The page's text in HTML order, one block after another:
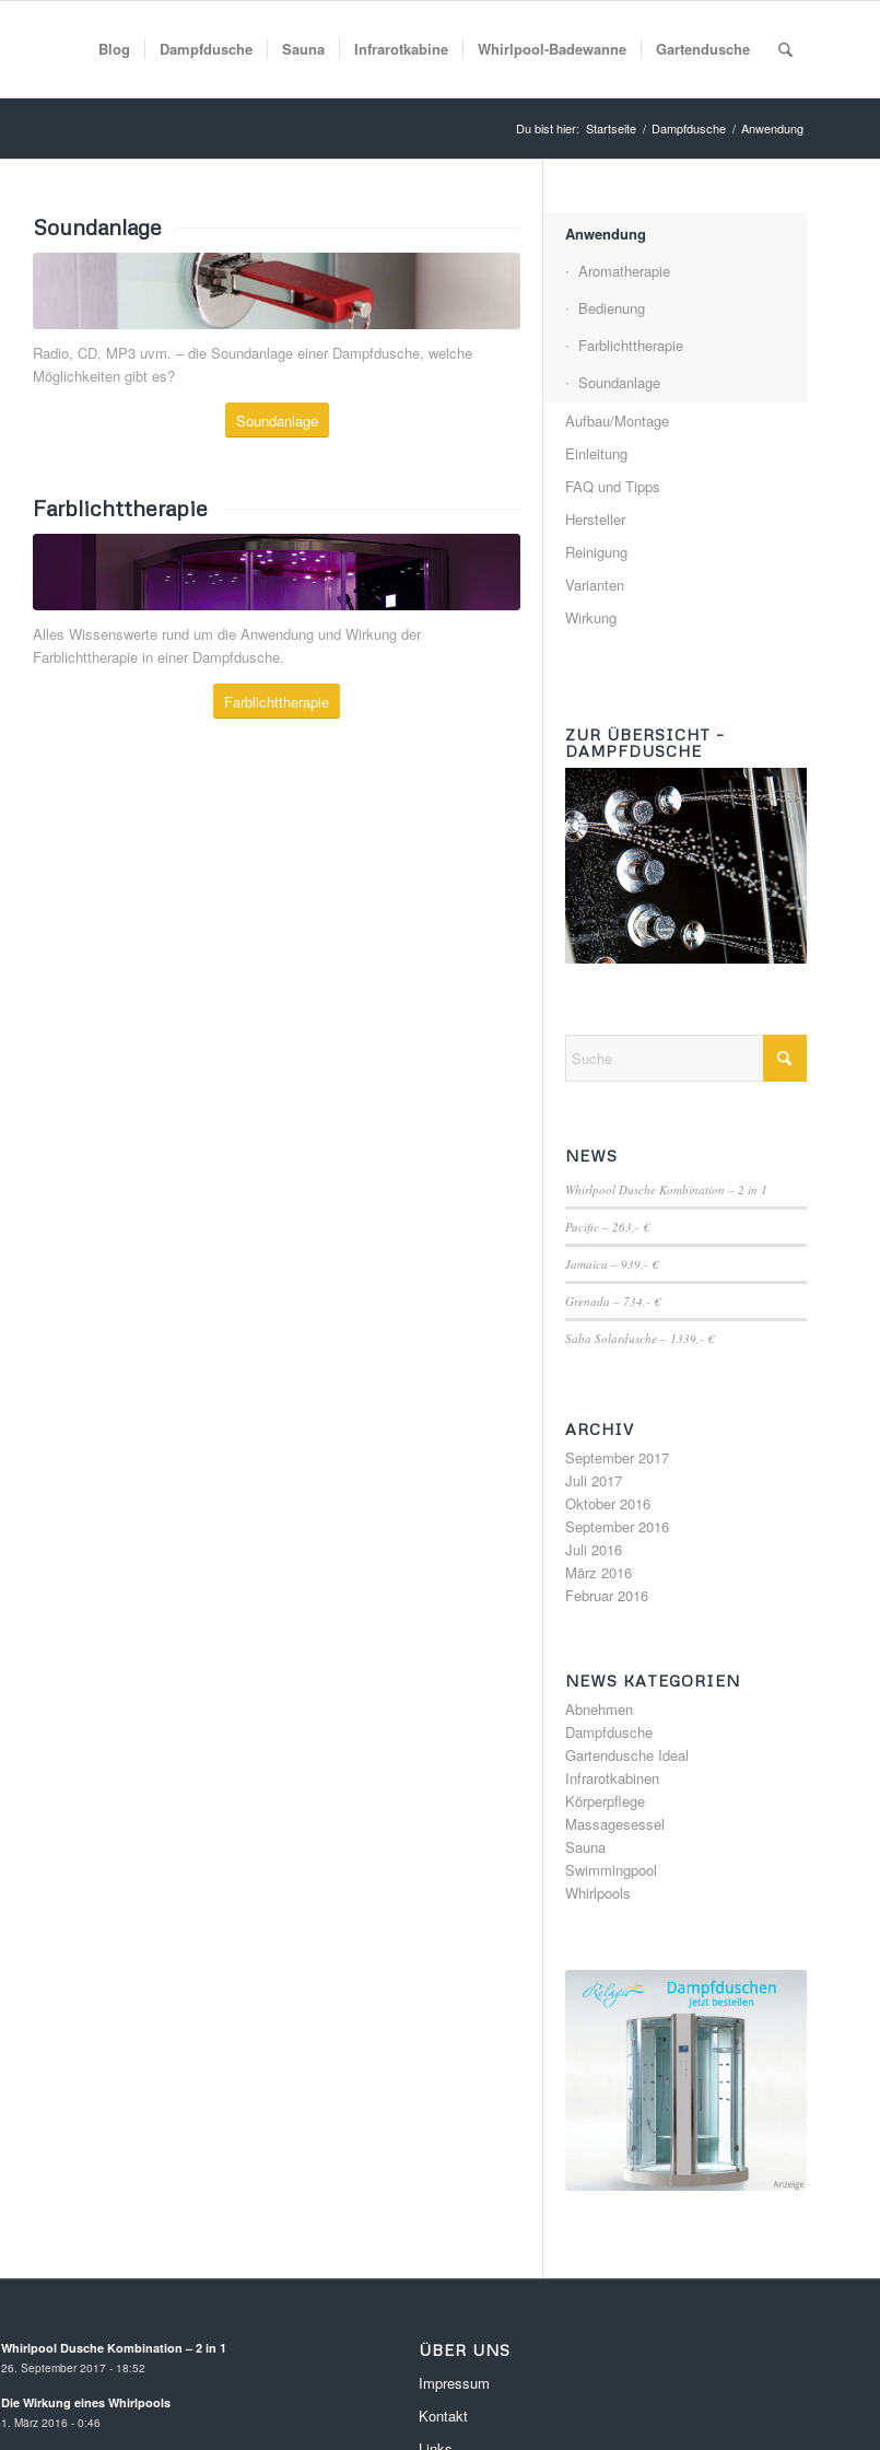
Blog Dampfdusche Sauna Infrarotkabine Whirlpool-Badewanne Gartendusche
Du bist hier: Startseite / Dampfdusche / Anwendung
Soundanlage
Radio, CD, MP3 uvm. – die Soundanlage einer Dampfdusche, welche
Möglichkeiten gibt es?
Soundanlage
Farblichttherapie
Alles Wissenswerte rund um die Anwendung und Wirkung der
Farblichttherapie in einer Dampfdusche.
Farblichttherapie
Anwendung
Aromatherapie
Bedienung
Farblichttherapie
Soundanlage
Aufbau/Montage
Einleitung
FAQ und Tipps
Hersteller
Reinigung
Varianten
Wirkung
ZUR ÜBERSICHT –
DAMPFDUSCHE
NEWS
Whirlpool Dusche Kombination – 2 in 1
Pacific – 263,- €
Jamaica – 939,- €
Grenada – 734,- €
Saba Solardusche – 1339,- €
ARCHIV
September 2017
Juli 2017
Oktober 2016
September 2016
Juli 2016
März 2016
Februar 2016
NEWS KATEGORIEN
Abnehmen
Dampfdusche
Gartendusche Ideal
Infrarotkabinen
Körperpflege
Massagesessel
Sauna
Swimmingpool
Whirlpools
Whirlpool Dusche Kombination – 2 in 1
26. September 2017 - 18:52
Die Wirkung eines Whirlpools
1. März 2016 - 0:46
ÜBER UNS
Impressum
Kontakt